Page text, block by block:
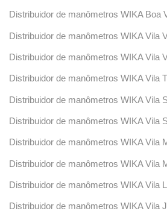
Distribuidor de manômetros WIKA Boa
Distribuidor de manômetros WIKA Vila
Distribuidor de manômetros WIKA Vila
Distribuidor de manômetros WIKA Vila
Distribuidor de manômetros WIKA Vila
Distribuidor de manômetros WIKA Vila
Distribuidor de manômetros WIKA Vila
Distribuidor de manômetros WIKA Vila
Distribuidor de manômetros WIKA Vila
Distribuidor de manômetros WIKA Vila